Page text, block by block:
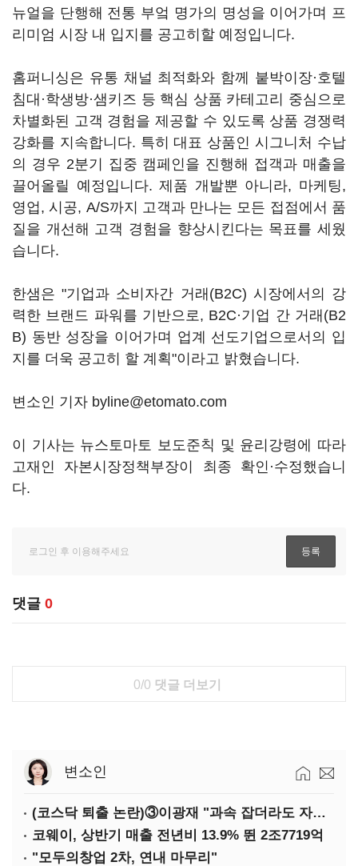
뉴얼을 단행해 전통 부엌 명가의 명성을 이어가며 프
리미엄 시장 내 입지를 공고히할 예정입니다.
홈퍼니싱은 유통 채널 최적화와 함께 붙박이장·호텔
침대·학생방·샘키즈 등 핵심 상품 카테고리 중심으로
차별화된 고객 경험을 제공할 수 있도록 상품 경쟁력
강화를 지속합니다. 특히 대표 상품인 시그니처 수납
의 경우 2분기 집중 캠페인을 진행해 접객과 매출을
끌어올릴 예정입니다. 제품 개발뿐 아니라, 마케팅,
영업, 시공, A/S까지 고객과 만나는 모든 접점에서 품
질을 개선해 고객 경험을 향상시킨다는 목표를 세웠
습니다.
한샘은 "기업과 소비자간 거래(B2C) 시장에서의 강
력한 브랜드 파워를 기반으로, B2C·기업 간 거래(B2
B) 동반 성장을 이어가며 업계 선도기업으로서의 입
지를 더욱 공고히 할 계획"이라고 밝혔습니다.
변소인 기자 byline@etomato.com
이 기사는 뉴스토마토 보도준칙 및 윤리강령에 따라
고재인 자본시장정책부장이 최종 확인·수정했습니
다.
댓글 0
0/0 댓글 더보기
변소인
(코스닥 퇴출 논란)③이광재 "과속 잡더라도 자동차 없애지는 말아야"
코웨이, 상반기 매출 전년비 13.9% 뛴 2조7719억
"모두의창업 2차, 연내 마무리"